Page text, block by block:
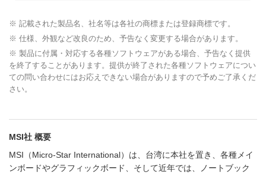
※ 記載された製品名、社名等は各社の商標または登録商標です。
※ 仕様、外観など改良のため、予告なく変更する場合があります。
※ 製品に付属・対応する各種ソフトウェアがある場合、予告なく提供
を終了することがあります。提供が終了された各種ソフトウェアについ
ての問い合わせにはお応えできない場合がありますので予めご了承くだ
さい。
MSI社 概要
MSI（Micro-Star International）は、台湾に本社を置き、各種メイ
ンボードやグラフィックボード、そして近年では、ノートブック